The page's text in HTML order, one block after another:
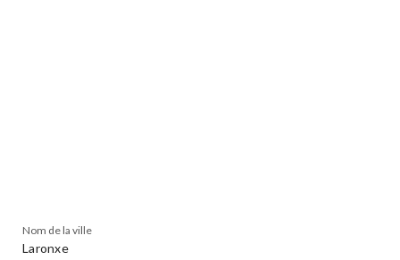
Nom de la ville
Laronxe